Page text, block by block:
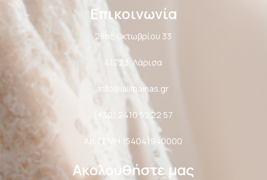
Επικοινωνία
28ης Οκτωβρίου 33
41223, Λάρισα
info@lalimainas.gr
(+30) 2410 55 22 57
Αρ. ΓΕΜΗ 154041940000
Ακολουθήστε μας